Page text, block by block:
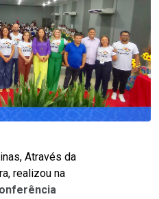
Através da
realizou na